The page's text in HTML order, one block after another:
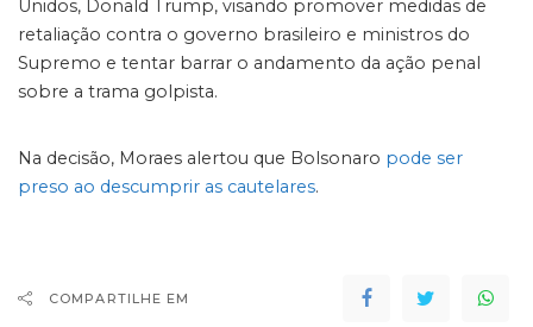
Unidos, Donald Trump, visando promover medidas de
retaliação contra o governo brasileiro e ministros do
Supremo e tentar barrar o andamento da ação penal
sobre a trama golpista.
Na decisão, Moraes alertou que Bolsonaro pode ser
preso ao descumprir as cautelares.
COMPARTILHE EM